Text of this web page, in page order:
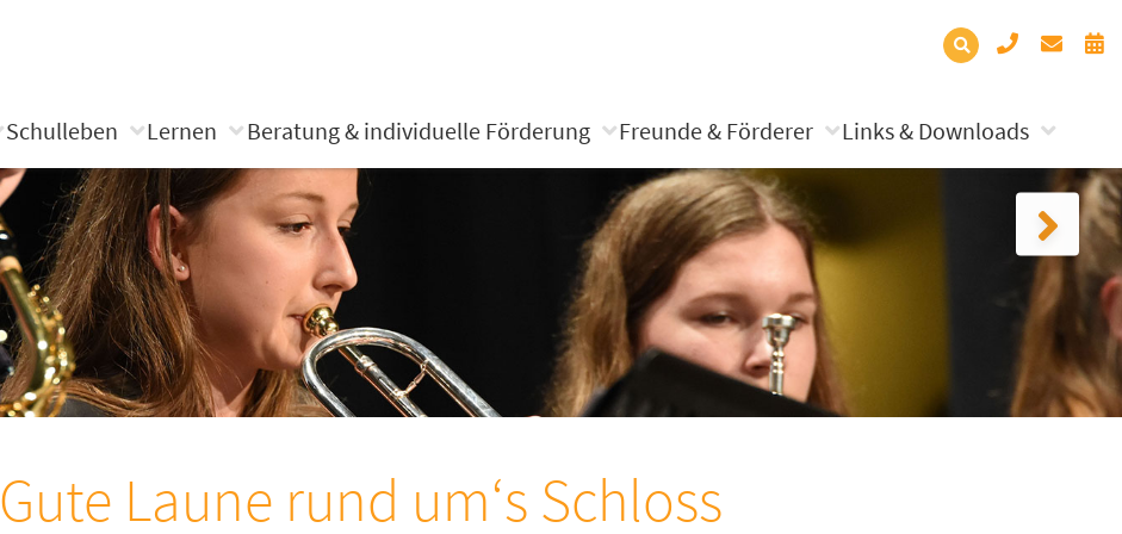
Schulleben Lernen Beratung & individuelle Förderung Freunde & Förderer Links & Downloads
Gute Laune rund um‘s Schloss